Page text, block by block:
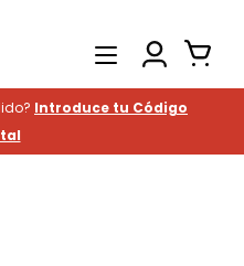
Introduce tu Código